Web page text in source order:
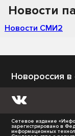
Новости
Новости СМИ2
Новороссия в
Сетевое издание
зарегистрировано в
информационных